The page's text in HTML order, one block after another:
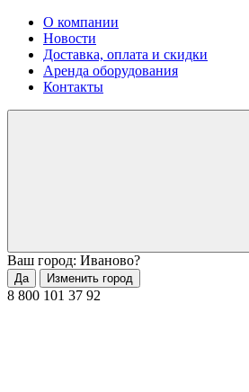
О компании
Новости
Доставка, оплата и скидки
Аренда оборудования
Контакты
Ваш город: Иваново?
Да Изменить город
8 800 101 37 92